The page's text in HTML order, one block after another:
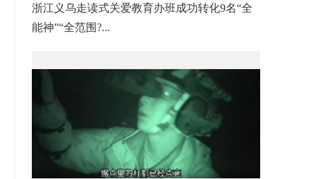
浙江义乌走读式关爱教育办班成功转化9名“全
能神”“全范围?...